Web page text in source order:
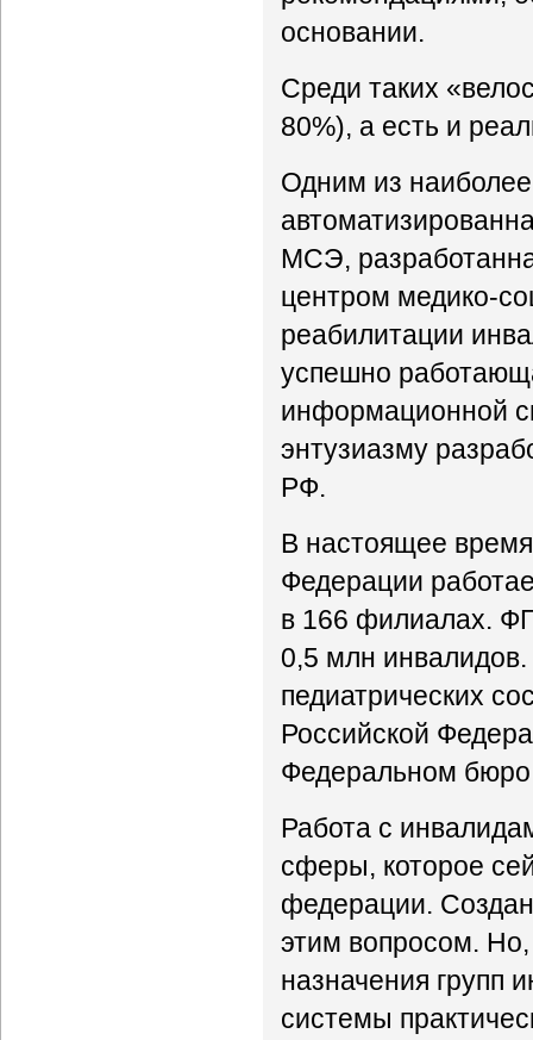
основании.
Среди таких
80%), а есть и
Одним из
МСЭ,
центром медико-
реабилитации
успешно
информационной
энтузиазму
РФ.
В настоящее
Федерации
в 166 филиалах.
0,5 млн
педиатрических
Российской
Федеральном
Работа с
сферы, которое
федерации.
этим вопросом.
назначения групп
системы